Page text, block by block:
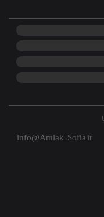
info@Amlak-Sofia.ir